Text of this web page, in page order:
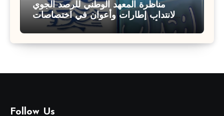
مناظرة المعهد الوطني للرصد الجوي
لانتداب إطارات وأعوان في اختصاصات
مختلفة : أخر اجل للترشح 27 جويلية 2026
Follow Us